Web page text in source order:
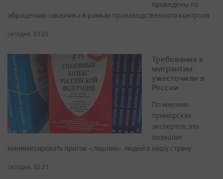
проведены по
обращению заказчика в рамках производственного контроля
сегодня, 03:25
Требования к
мигрантам
ужесточили в
России
По мнению
приморских
экспертов, это
позволит
минимизировать приток «лишних» людей в нашу страну
сегодня, 02:21